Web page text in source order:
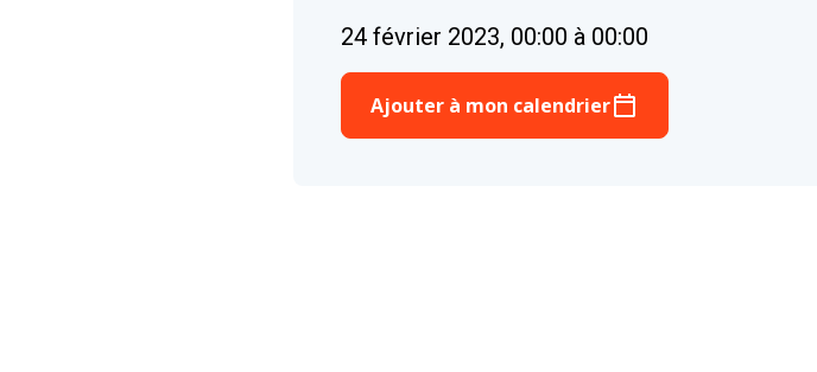
24 février 2023, 00:00 à 00:00
Ajouter à mon calendrier